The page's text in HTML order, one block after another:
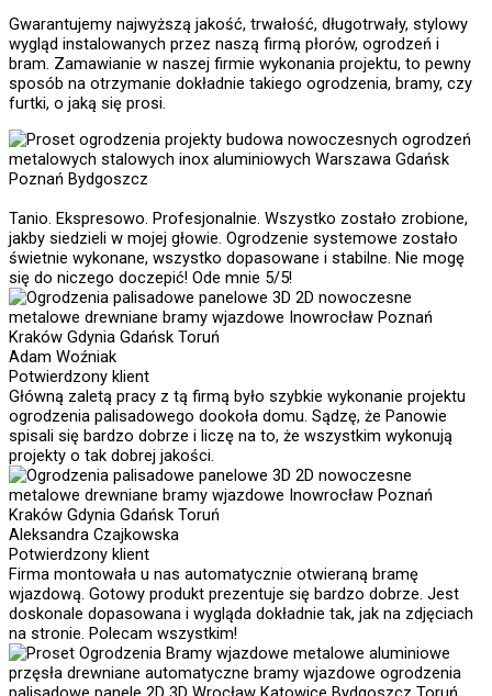
Gwarantujemy najwyższą jakość, trwałość, długotrwały, stylowy
wygląd instalowanych przez naszą firmą płorów, ogrodzeń i
bram. Zamawianie w naszej firmie wykonania projektu, to pewny
sposób na otrzymanie dokładnie takiego ogrodzenia, bramy, czy
furtki, o jaką się prosi.
Tanio. Ekspresowo. Profesjonalnie. Wszystko zostało zrobione,
jakby siedzieli w mojej głowie. Ogrodzenie systemowe zostało
świetnie wykonane, wszystko dopasowane i stabilne. Nie mogę
się do niczego doczepić! Ode mnie 5/5!
Adam Woźniak
Potwierdzony klient
Główną zaletą pracy z tą firmą było szybkie wykonanie projektu
ogrodzenia palisadowego dookoła domu. Sądzę, że Panowie
spisali się bardzo dobrze i liczę na to, że wszystkim wykonują
projekty o tak dobrej jakości.
Aleksandra Czajkowska
Potwierdzony klient
Firma montowała u nas automatycznie otwieraną bramę
wjazdową. Gotowy produkt prezentuje się bardzo dobrze. Jest
doskonale dopasowana i wygląda dokładnie tak, jak na zdjęciach
na stronie. Polecam wszystkim!